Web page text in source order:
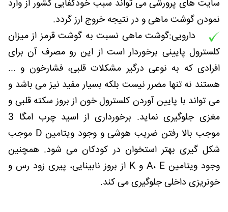
سایت های پرورشی می تواند سبب خودکفایی کشور از وارد
نمودن گوشت ماهی و در نتیجه خروج ارز گردد.
دارویی:گوشت ماهی نسبت به گوشت قرمز از میزان
کلسترول پایینی برخوردار است از این رو مصرف آن برای
افرادی که به نوعی درگیر مشکلات قلبی، فشارخون و ...
هستند نه تنها مضرر نیست بلکه بسیار مفید نیز می باشد و
می تواند با پایین آوردن کلسترول خون از بروز سکته قلبی و
مغزی جلوگیری نماید. برخورداری از اسید چرب امگا 3
موجب بالا رفتن ضریب هوشی و وجود ویتامین D موجب
شکل گیری بهتر استخوان در کودکان می شود. همچنین
وجود ویتامین A، E و K از بروز نابینایی، پیری زود رس و
خونریزی داخلی جلوگیری می کند.